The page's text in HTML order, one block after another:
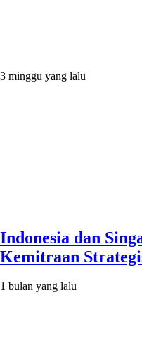
3 minggu yang lalu
Indonesia dan
Kemitraan
1 bulan yang lalu